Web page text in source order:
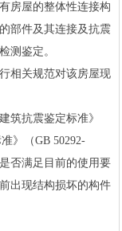
房屋的整体性连接构
部件及其连接及抗震
测鉴定。
相关规范对该房屋现
筑抗震鉴定标准》
》（GB 50292-
否满足目前的使用要
出现结构损坏的构件